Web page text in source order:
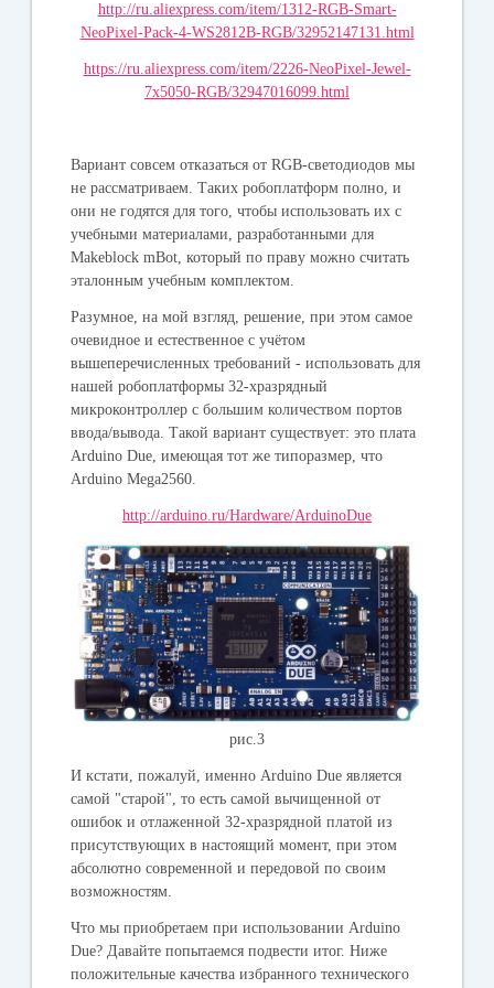
http://ru.aliexpress.com/item/1312-RGB-Smart-
NeoPixel-Pack-4-WS2812B-RGB/32952147131.html
https://ru.aliexpress.com/item/2226-NeoPixel-Jewel-
7x5050-RGB/32947016099.html
Вариант совсем отказаться от RGB-светодиодов мы
не рассматриваем. Таких робоплатформ полно, и
они не годятся для того, чтобы использовать их с
учебными материалами, разработанными для
Makeblock mBot, который по праву можно считать
эталонным учебным комплектом.
Разумное, на мой взгляд, решение, при этом самое
очевидное и естественное с учётом
вышеперечисленных требований - использовать для
нашей робоплатформы 32-хразрядный
микроконтроллер с большим количеством портов
ввода/вывода. Такой вариант существует: это плата
Arduino Due, имеющая тот же типоразмер, что
Arduino Mega2560.
http://arduino.ru/Hardware/ArduinoDue
рис.3
И кстати, пожалуй, именно Arduino Due является
самой "старой", то есть самой вычищенной от
ошибок и отлаженной 32-хразрядной платой из
присутствующих в настоящий момент, при этом
абсолютно современной и передовой по своим
возможностям.
Что мы приобретаем при использовании Arduino
Due? Давайте попытаемся подвести итог. Ниже
положительные качества избранного технического